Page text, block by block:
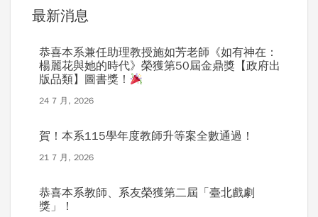
最新消息
恭喜本系兼任助理教授施如芳老師《如有神在：
楊麗花與她的時代》榮獲第50屆金鼎獎【政府出
版品類】圖書獎！
24 7 月, 2026
賀！本系115學年度教師升等案全數通過！
21 7 月, 2026
恭喜本系教師、系友榮獲第二屆「臺北戲劇
獎」！